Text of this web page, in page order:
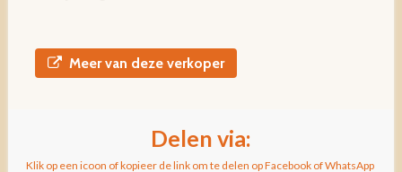
Meer van deze verkoper
Delen via:
Klik op een icoon of kopieer de link om te delen op Facebook of WhatsApp